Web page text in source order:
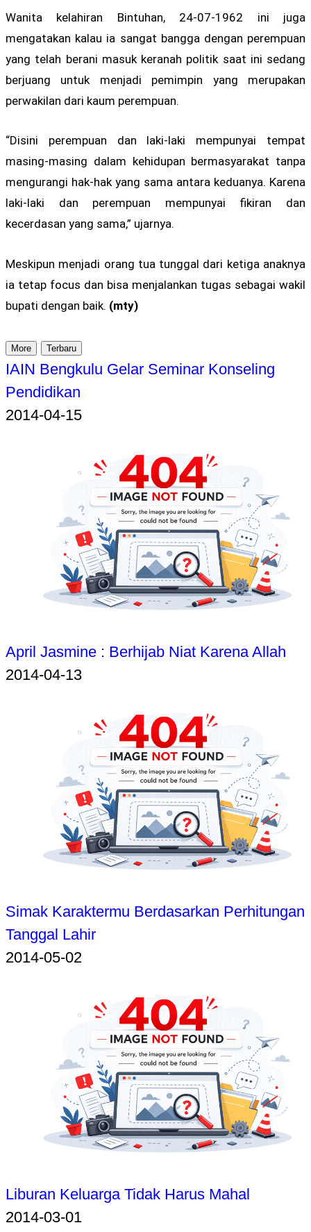
Wanita kelahiran Bintuhan, 24-07-1962 ini juga
mengatakan kalau ia sangat bangga dengan perempuan
yang telah berani masuk keranah politik saat ini sedang
berjuang untuk menjadi pemimpin yang merupakan
perwakilan dari kaum perempuan.
“Disini perempuan dan laki-laki mempunyai tempat
masing-masing dalam kehidupan bermasyarakat tanpa
mengurangi hak-hak yang sama antara keduanya. Karena
laki-laki dan perempuan mempunyai fikiran dan
kecerdasan yang sama,” ujarnya.
Meskipun menjadi orang tua tunggal dari ketiga anaknya
ia tetap focus dan bisa menjalankan tugas sebagai wakil
bupati dengan baik. (mty)
More Terbaru
IAIN Bengkulu Gelar Seminar Konseling
Pendidikan
2014-04-15
April Jasmine : Berhijab Niat Karena Allah
2014-04-13
Simak Karaktermu Berdasarkan Perhitungan
Tanggal Lahir
2014-05-02
Liburan Keluarga Tidak Harus Mahal
2014-03-01